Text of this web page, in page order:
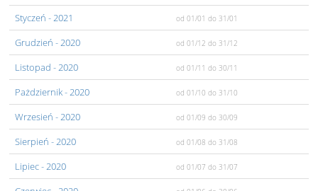
Styczeń - 2021 od 01/01 do 31/01
Grudzień - 2020 od 01/12 do 31/12
Listopad - 2020 od 01/11 do 30/11
Pażdziernik- 2020 od 01/10 do 31/10
Wrzesień - 2020 od 01/09 do 30/09
Sierpień - 2020 od 01/08 do 31/08
Lipiec- 2020 od 01/07 do 31/07